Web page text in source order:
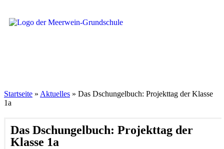
Startseite » Aktuelles » Das Dschungelbuch: Projekttag der Klasse
1a
Das Dschungelbuch: Projekttag der
Klasse 1a